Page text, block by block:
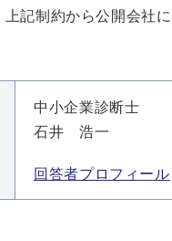
記制約から公開会社に
中小企業診断士
石井 浩一
回答者プロフィール